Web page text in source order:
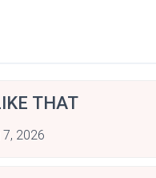
THAT
7, 2026